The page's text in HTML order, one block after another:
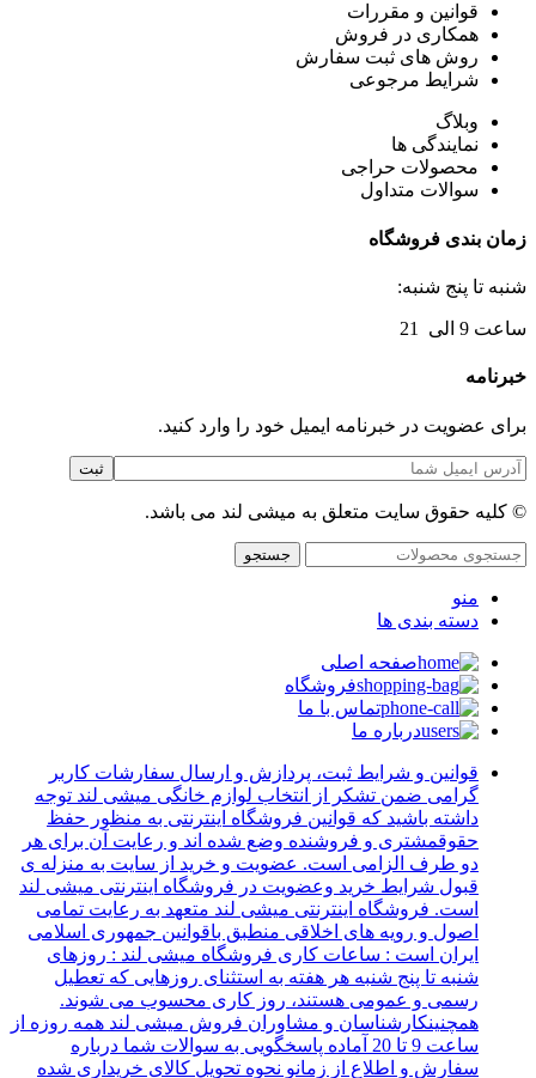
قوانین و مقررات
همکاری در فروش
روش های ثبت سفارش
شرایط مرجوعی
وبلاگ
نمایندگی ها
محصولات حراجی
سوالات متداول
زمان بندی فروشگاه
شنبه تا پنج شنبه:
ساعت 9 الی 21
خبرنامه
برای عضویت در خبرنامه ایمیل خود را وارد کنید.
© کلیه حقوق سایت متعلق به میشی لند می باشد.
جستجو
منو
دسته بندی ها
صفحه اصلی
فروشگاه
تماس با ما
درباره ما
قوانین و شرایط ثبت، پردازش و ارسال سفارشات کاربر
گرامی ضمن تشکر از انتخاب لوازم خانگی میشی لند توجه
داشته باشید که قوانین فروشگاه اینترنتی به منظور حفظ
حقوقمشتری و فروشنده وضع شده اند و رعایت آن برای هر
دو طرف الزامی است. عضویت و خرید از سایت به منزله ی
قبول شرایط خرید وعضویت در فروشگاه اینترنتی میشی لند
است. فروشگاه اینترنتی میشی لند متعهد به رعایت تمامی
اصول و رویه های اخلاقی منطبق باقوانین جمهوری اسلامی
ایران است : ساعات کاری فروشگاه میشی لند : روزهای
شنبه تا پنج شنبه هر هفته به استثنای روزهایی که تعطیل
رسمی و عمومی هستند، روز کاری محسوب می شوند.
همچنینکارشناسان و مشاوران فروش میشی لند همه روزه از
ساعت 9 تا 20 آماده پاسخگویی به سوالات شما درباره
سفارش و اطلاع از زمانو نحوه تحویل کالای خریداری شده